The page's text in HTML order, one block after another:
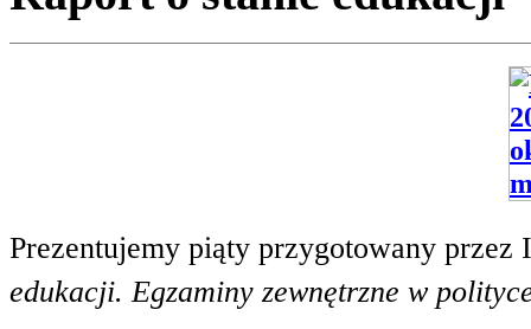
Prezentujemy piąty przygotowany
edukacji. Egzaminy zewnętrzne w